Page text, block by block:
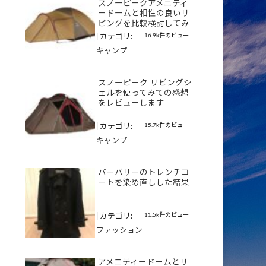
スノーピークアメニティ
ードームと相性の良いリ
ビングを比較検討してみ
ます
16.9k件のビュー
カテゴリ:
キャンプ
スノーピーク リビングシ
ェルを使ってみての感想
をレビューします
15.7k件のビュー
カテゴリ:
キャンプ
バーバリーのトレンチコ
ートを染め直しした結果
11.5k件のビュー
カテゴリ:
ファッション
アメニティードームとリ